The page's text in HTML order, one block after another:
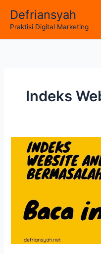
content
Defriansyah
Praktisi Digital Marketing
Indeks